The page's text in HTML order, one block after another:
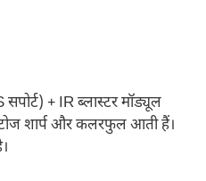
+ IR ब्लास्टर मॉड्यूल
शार्प और कलरफुल आती हैं।